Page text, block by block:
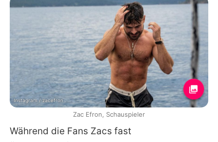
Während die Fans Zacs fast
Instagram / zacefron
Zac Efron, Schauspieler